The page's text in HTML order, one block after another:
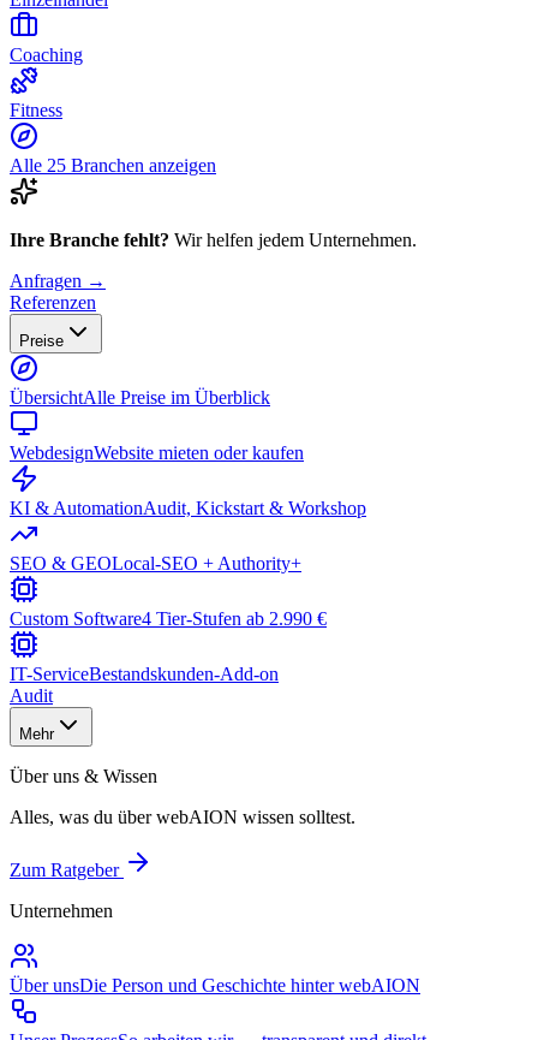
Coaching
Fitness
Alle 25 Branchen anzeigen
Ihre Branche fehlt? Wir helfen jedem Unternehmen.
Anfragen →
Referenzen
Preise
ÜbersichtAlle Preise im Überblick
WebdesignWebsite mieten oder kaufen
KI & AutomationAudit, Kickstart & Workshop
SEO & GEOLocal-SEO + Authority+
Custom Software4 Tier-Stufen ab 2.990 €
IT-ServiceBestandskunden-Add-on
Audit
Mehr
Über uns & Wissen
Alles, was du über webAION wissen solltest.
Zum Ratgeber
Unternehmen
Über unsDie Person und Geschichte hinter webAION